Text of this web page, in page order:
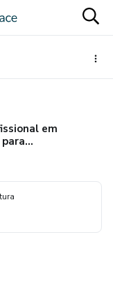
em
para